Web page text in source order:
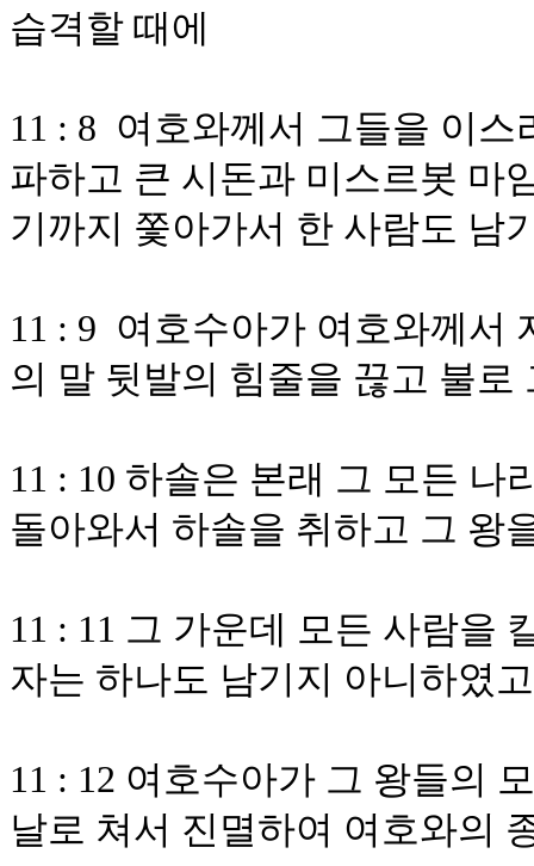
습격할 때에
11 : 8 여호와께서 그들을 이
파하고 큰 시돈과 미스르봇 마
기까지 쫓아가서 한 사람도 남
11 : 9 여호수아가 여호와께서
의 말 뒷발의 힘줄을 끊고 불로
11 : 10 하솔은 본래 그 모든
돌아와서 하솔을 취하고 그 왕
11 : 11 그 가운데 모든 사람을
자는 하나도 남기지 아니하였
11 : 12 여호수아가 그 왕들의
날로 쳐서 진멸하여 여호와의